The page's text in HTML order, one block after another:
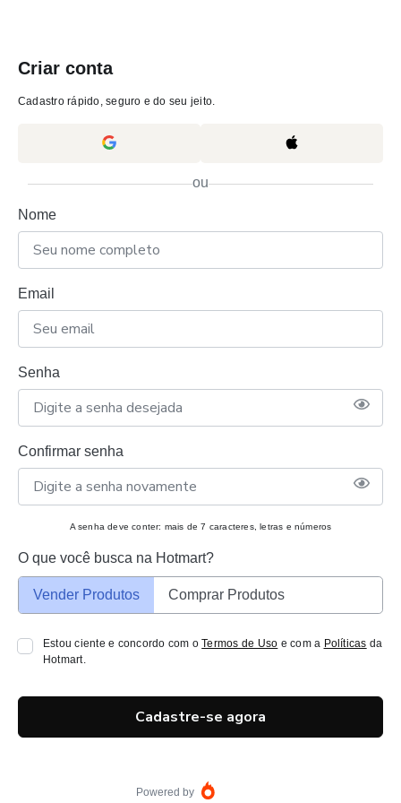
Criar conta
Cadastro rápido, seguro e do seu jeito.
ou
Nome
Email
Senha
Confirmar senha
A senha deve conter: mais de 7 caracteres, letras e números
O que você busca na Hotmart?
Vender Produtos Comprar Produtos
Estou ciente e concordo com oTermos de Uso e com a Políticas da
Hotmart.
Cadastre-se agora
Powered by